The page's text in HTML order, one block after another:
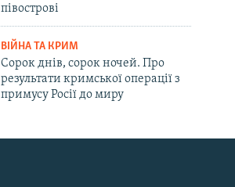
півострові
ВІЙНА ТА КРИМ
Сорок днів, сорок ночей. Про
результати кримської операції з
примусу Росії до миру